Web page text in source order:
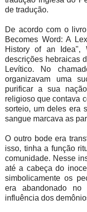
de tradução.
De acordo com o
Becomes Word: A
History of an Idea",
descrições hebraicas
Levítico. No
organizavam uma
purificar a sua
religioso que contava
sorteio, um deles era
sangue marcava as
O outro bode era
isso, tinha a função
comunidade. Nesse
até a cabeça do
simbolicamente os
era abandonado
influência dos